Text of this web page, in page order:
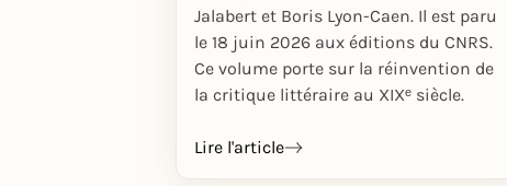
Jalabert et Boris Lyon-Caen. Il est paru
le 18 juin 2026 aux éditions du CNRS.
Ce volume porte sur la réinvention de
la critique littéraire au XIXᵉ siècle.
Lire l'article